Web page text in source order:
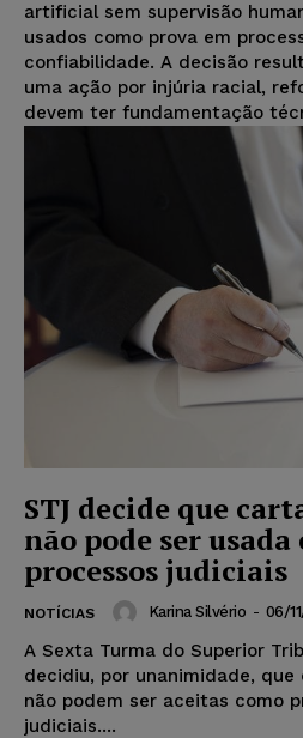
artificial sem supervisão
usados como prova em
confiabilidade. A decisão
uma ação por injúria racial,
devem ter fundamentação
STJ decide que
não pode ser
processos judiciais
NOTÍCIAS Karina Silvério - 06/
A Sexta Turma do Superior
decidiu, por unanimidade,
não podem ser aceitas como
judiciais....